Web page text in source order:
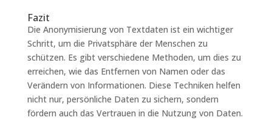
Fazit
Die Anonymisierung von Textdaten ist ein wichtiger
Schritt, um die Privatsphäre der Menschen zu
schützen. Es gibt verschiedene Methoden, um dies zu
erreichen, wie das Entfernen von Namen oder das
Verändern von Informationen. Diese Techniken helfen
nicht nur, persönliche Daten zu sichern, sondern
fördern auch das Vertrauen in die Nutzung von Daten.